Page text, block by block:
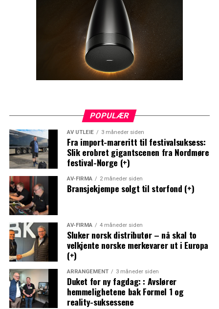
POPULÆR
AV UTLEIE 3 måneder siden
Fra import-mareritt til festivalsuksess:
Slik erobret gigantscenen fra Nordmøre
festival-Norge (+)
AV-FIRMA 2 måneder siden
Bransjekjempe solgt til storfond (+)
AV-FIRMA 4 måneder siden
Sluker norsk distributør – nå skal to
velkjente norske merkevarer ut i Europa
(+)
ARRANGEMENT 3 måneder siden
Duket for ny fagdag: : Avslører
hemmelighetene bak Formel 1 og
reality-suksessene